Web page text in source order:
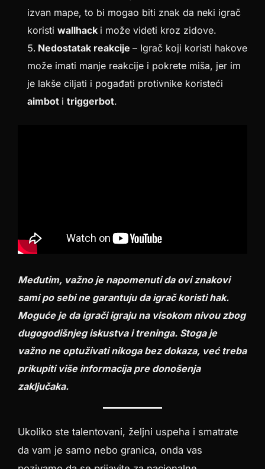
izvan mape, to bi mogao biti znak da neki igrač
koristi wallhack i može videti kroz zidove.
Nedostatak reakcije – Igrač koji koristi hakove
može imati manje reakcije i pokrete miša, jer im
je lakše ciljati i pogađati protivnike koristeći
aimbot i triggerbot.
Međutim, važno je napomenuti da ovi znakovi
sami po sebi ne garantuju da igrač koristi hak.
Moguće je da igrači igraju na visokom nivou zbog
dugogodišnjeg iskustva i treninga. Stoga je
važno ne optuživati ​​nikoga bez dokaza, već treba
prikupiti više informacija pre donošenja
zaključaka.
Ukoliko ste talentovani, željni uspeha i smatrate
da vam je samo nebo granica, onda vas